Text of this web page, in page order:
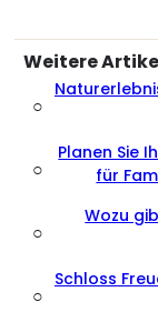
Weitere
○
○
Planen Sie
für
○
Wozu
○
Schloss